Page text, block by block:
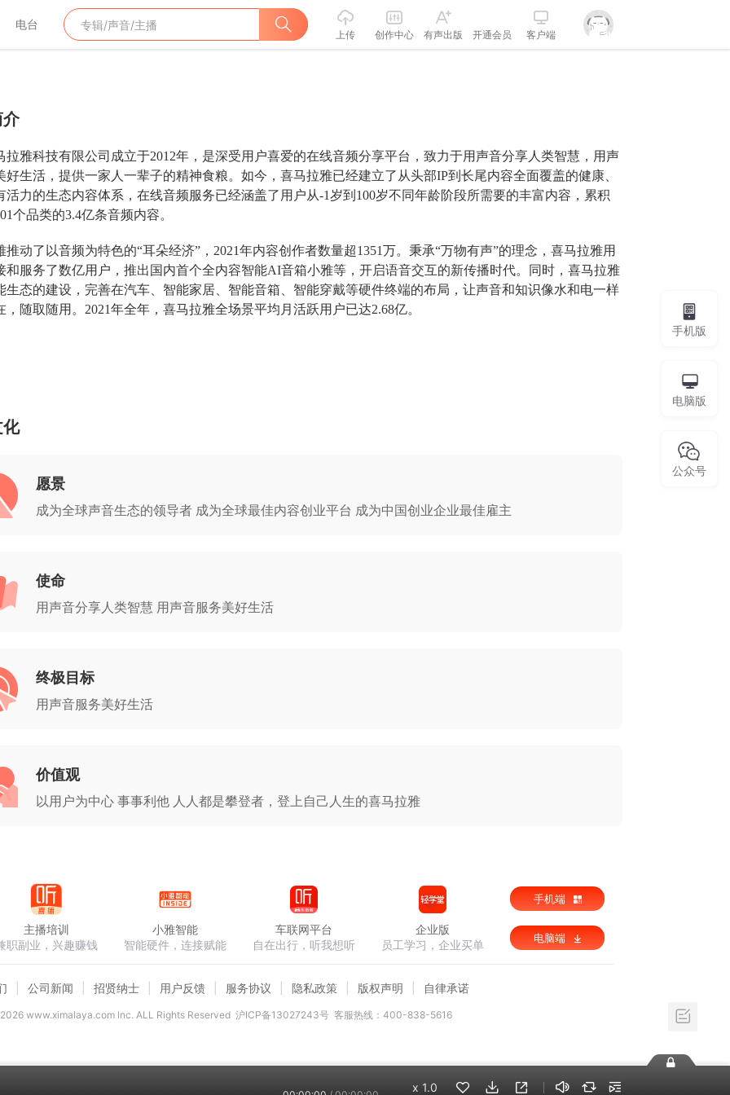
电台
上传 创作中心 有声出版 开通会员 客户端
介
拉雅科技有限公司成立于2012年，是深受用户喜爱的在线音频分享平台，致力于用声音分享人类智慧，用声
好生活，提供一家人一辈子的精神食粮。如今，喜马拉雅已经建立了从头部IP到长尾内容全面覆盖的健康、
活力的生态内容体系，在线音频服务已经涵盖了用户从-1岁到100岁不同年龄阶段所需要的丰富内容，累积
个品类的3.4亿条音频内容。
推动了以音频为特色的“耳朵经济”，2021年内容创作者数量超1351万。秉承“万物有声”的理念，喜马拉雅用
和服务了数亿用户，推出国内首个全内容智能AI音箱小雅等，开启语音交互的新传播时代。同时，喜马拉雅
生态的建设，完善在汽车、智能家居、智能音箱、智能穿戴等硬件终端的布局，让声音和知识像水和电一样
，随取随用。2021年全年，喜马拉雅全场景平均月活跃用户已达2.68亿。
化
愿景
成为全球声音生态的领导者 成为全球最佳内容创业平台 成为中国创业企业最佳雇主
使命
用声音分享人类智慧 用声音服务美好生活
终极目标
用声音服务美好生活
价值观
以用户为中心 事事利他 人人都是攀登者，登上自己人生的喜马拉雅
手机版
电脑版
公众号
x 1.0
主播培训
职副业，兴趣赚钱
小雅智能
智能硬件，连接赋能
车联网平台
自在出行，听我想听
企业版
员工学习，企业买单
手机端
电脑端
公司新闻 招贤纳士 用户反馈 服务协议 隐私政策 版权声明 自律承诺
2026www.ximalaya.com lnc. ALL Rights Reserved 沪ICP备13027243号 客服热线：400-838-5616